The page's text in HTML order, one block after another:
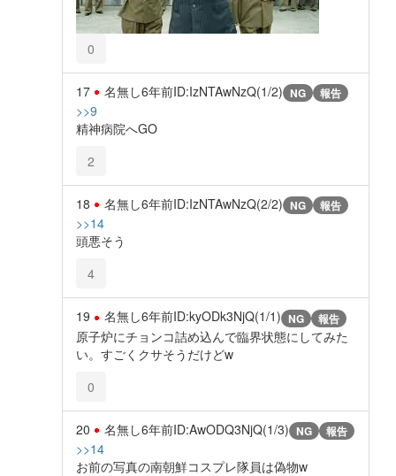
0
17 名無し6年前ID:IzNTAwNzQ(1/2) NG 報告
>>9
精神病院へGO
2
18 名無し6年前ID:IzNTAwNzQ(2/2) NG 報告
>>14
頭悪そう
4
19 名無し6年前ID:kyODk3NjQ(1/1) NG 報告
原子炉にチョンコ詰め込んで臨界状態にしてみた
い。すごくクサそうだけどw
0
20 名無し6年前ID:AwODQ3NjQ(1/3) NG 報告
>>14
お前の写真の南朝鮮コスプレ隊員は偽物w